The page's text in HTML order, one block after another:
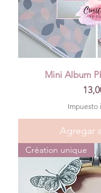
Mini Album
Impuesto
Agregar
Création unique